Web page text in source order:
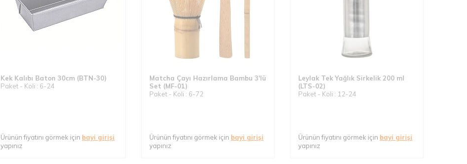
Kek Kalıbı Baton 30cm (BTN-30)
Paket - Koli : 6-24
Ürünün fiyatını görmek için bayi girişi
yapınız
Matcha Çayı Hazırlama Bambu 3'lü
Set (MF-01)
Paket - Koli : 6-72
Ürünün fiyatını görmek için bayi girişi
yapınız
Leylak Tek Yağlık Sirkelik 200 ml
(LTS-02)
Paket - Koli : 12-24
Ürünün fiyatını görmek için bayi girişi
yapınız